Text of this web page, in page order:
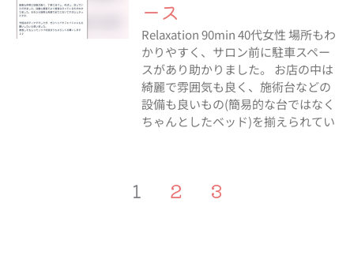
ース
Relaxation 90min 40代女性 場所もわ
かりやすく、サロン前に駐車スペー
スがあり助かりました。 お店の中は
綺麗で雰囲気も良く、施術台などの
設備も良いもの(簡易的な台ではなく
ちゃんとしたベッド)を揃えられてい
1 2 3